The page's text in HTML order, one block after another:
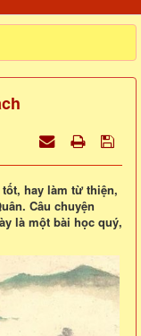
hay làm từ thiện,
Câu chuyện
là một bài học quý,